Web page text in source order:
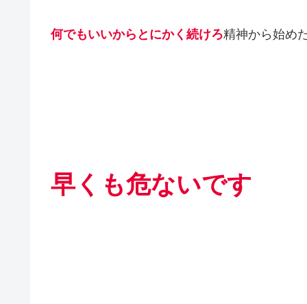
何でもいいからとにかく続けろ精神から始め
早くも危ないです